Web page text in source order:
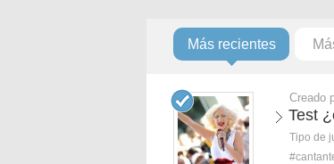
Más recientes
Creado
Test
Tipo de